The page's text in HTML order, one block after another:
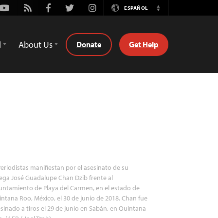
Youtube
Rss FacebookTwitterInstagramESPAÑOL
Switch
About Us Donate Get Help
manifiestan por el asesinato de su
José Guadalupe Chan Dzib frente al
de Playa del Carmen, en el estado de
Roo, México, el 30 de junio de 2018. Chan fue
a tiros el 29 de junio en Sabán, en Quintana